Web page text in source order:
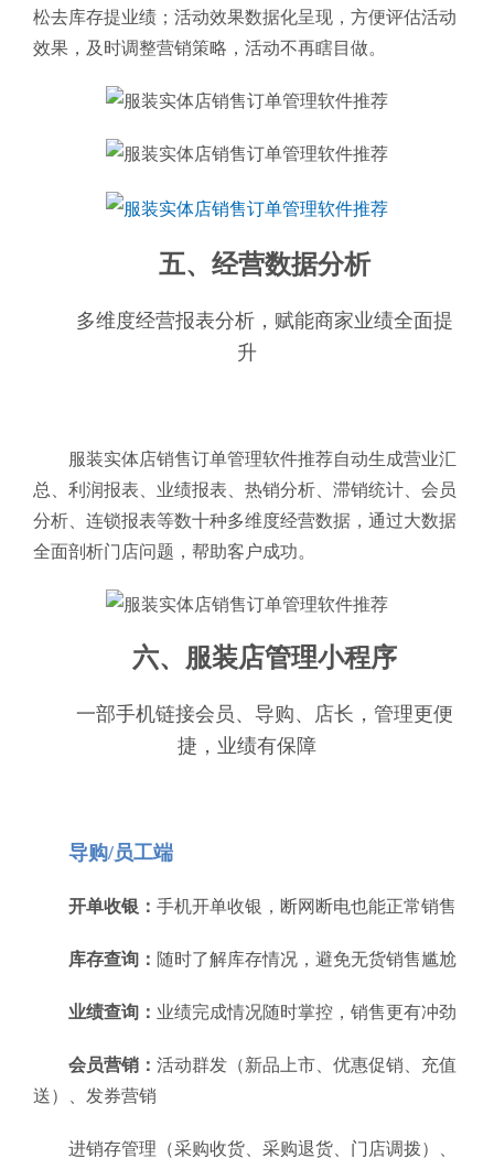
松去库存提业绩；活动效果数据化呈现，方便评估活动
效果，及时调整营销策略，活动不再瞎目做。
五、经营数据分析
多维度经营报表分析，赋能商家业绩全面提
升
服装实体店销售订单管理软件推荐自动生成营业汇
总、利润报表、业绩报表、热销分析、滞销统计、会员
分析、连锁报表等数十种多维度经营数据，通过大数据
全面剖析门店问题，帮助客户成功。
六、服装店管理小程序
一部手机链接会员、导购、店长，管理更便
捷，业绩有保障
导购/员工端
开单收银： 手机开单收银，断网断电也能正常销售
库存查询： 随时了解库存情况，避免无货销售尴尬
业绩查询： 业绩完成情况随时掌控，销售更有冲劲
会员营销： 活动群发（新品上市、优惠促销、充值
送）、发券营销
进销存管理（采购收货、采购退货、门店调拨）、